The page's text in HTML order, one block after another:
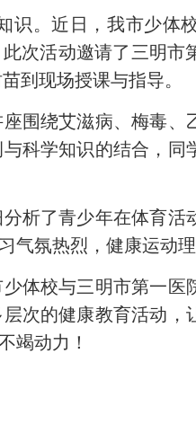
。近日，我市少体
次活动邀请了三明
到现场授课与指导。
绕艾滋病、梅毒、
科学知识的结合，同
了青少年在体育活
氛热烈，健康运动理
校与三明市第一医
次的健康教育活动，
竭动力！